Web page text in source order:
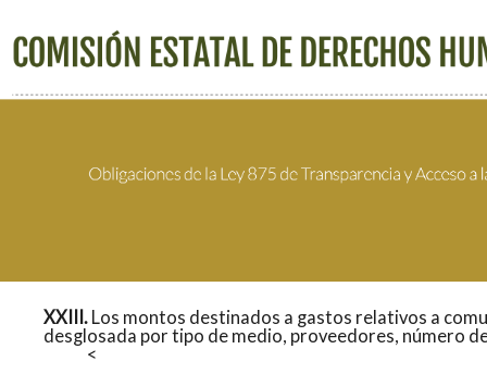
XXIII. Los montos destinados a gastos relativos a
desglosada por tipo de medio, proveedores, número